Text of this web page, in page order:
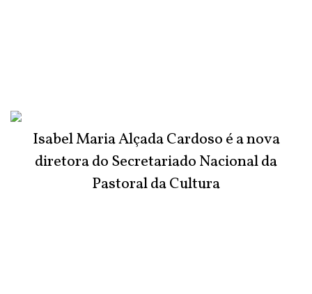
Isabel Maria Alçada Cardoso é a nova
diretora do Secretariado Nacional da
Pastoral da Cultura